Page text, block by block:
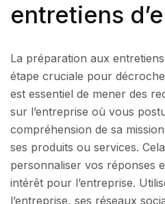
entretiens
La préparation aux
étape cruciale pour
est essentiel de mener des
sur l’entreprise où vous
compréhension de sa
ses produits ou services.
personnaliser vos réponses
intérêt pour l’entreprise.
l’entreprise, ses réseaux